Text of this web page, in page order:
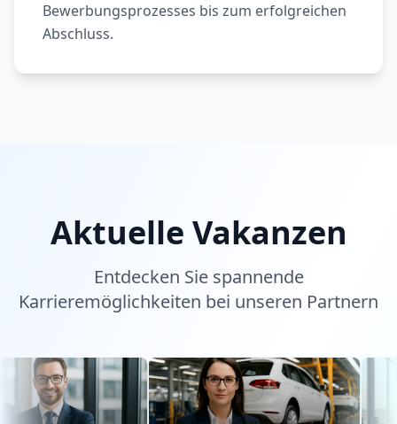
Bewerbungsprozesses bis zum erfolgreichen
Abschluss.
Aktuelle Vakanzen
Entdecken Sie spannende
Karrieremöglichkeiten bei unseren Partnern